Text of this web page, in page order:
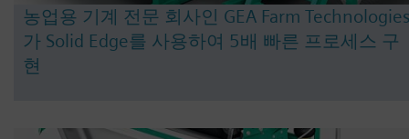
농업용 기계 전문 회사인 GEA Farm Technologies
가 Solid Edge를 사용하여 5배 빠른 프로세스 구
현